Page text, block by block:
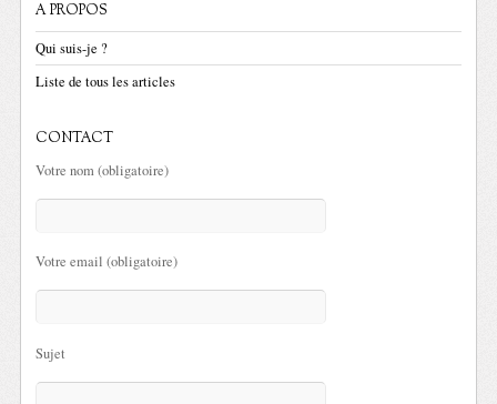
A PROPOS
Qui suis-je ?
Liste de tous les articles
CONTACT
Votre nom (obligatoire)
Votre email (obligatoire)
Sujet